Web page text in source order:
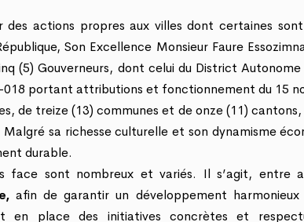
des actions propres aux villes dont certaines
Son Excellence Monsieur Faure
(5) Gouverneurs, dont celui du District
018 portant attributions et fonctionnement du 15
de treize (13) communes et de onze (11)
sa richesse culturelle et son dynamisme
durable.
face sont nombreux et variés. Il s’agit, entre
afin de garantir un développement
en place des initiatives concrètes et